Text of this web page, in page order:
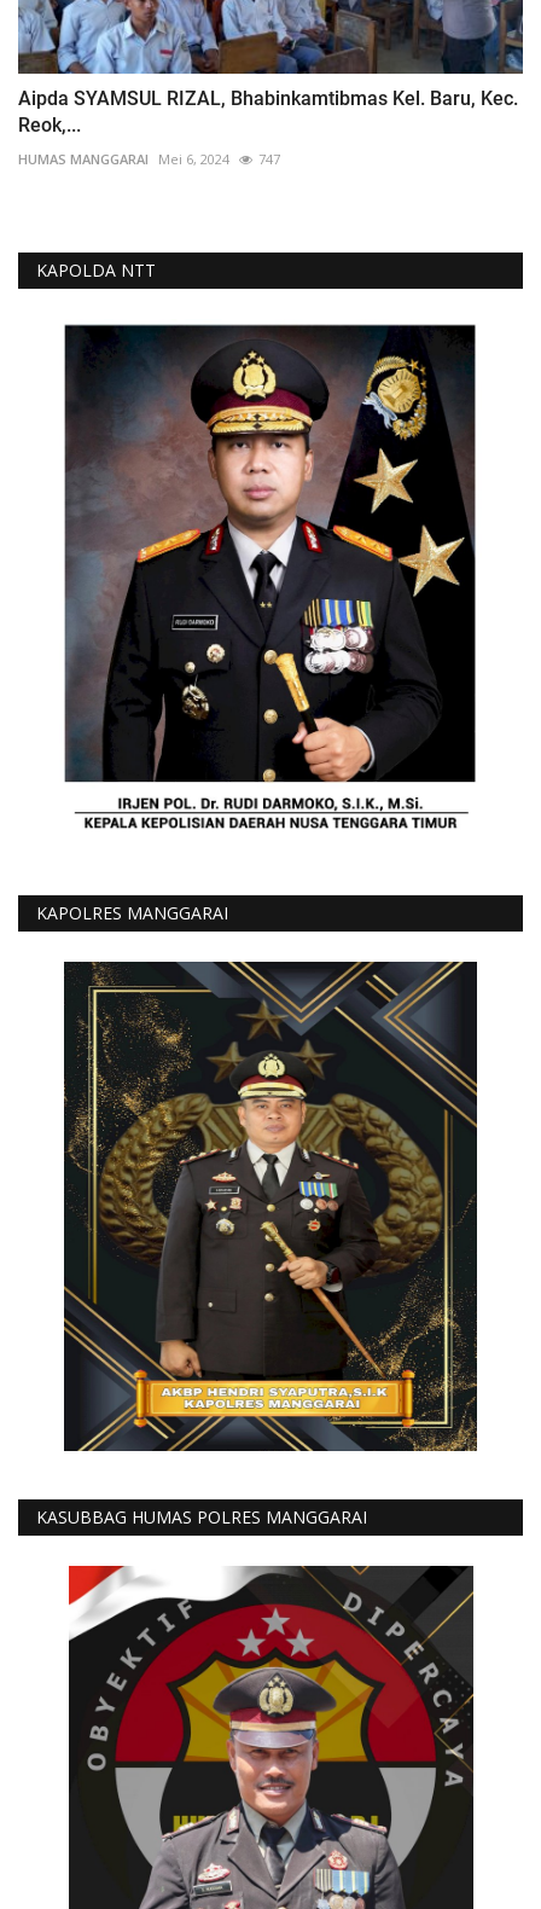
Aipda SYAMSUL RIZAL, Bhabinkamtibmas Kel. Baru, Kec.
Reok,...
HUMAS MANGGARAI Mei 6, 2024 747
KAPOLDA NTT
KAPOLRES MANGGARAI
KASUBBAG HUMAS POLRES MANGGARAI